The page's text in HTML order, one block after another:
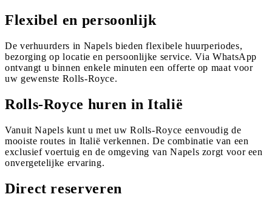
Flexibel en persoonlijk
De verhuurders in Napels bieden flexibele huurperiodes,
bezorging op locatie en persoonlijke service. Via WhatsApp
ontvangt u binnen enkele minuten een offerte op maat voor
uw gewenste Rolls-Royce.
Rolls-Royce huren in Italië
Vanuit Napels kunt u met uw Rolls-Royce eenvoudig de
mooiste routes in Italië verkennen. De combinatie van een
exclusief voertuig en de omgeving van Napels zorgt voor een
onvergetelijke ervaring.
Direct reserveren